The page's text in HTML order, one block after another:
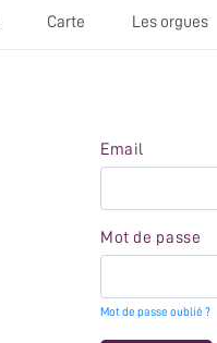
Carte Les orgues
Email
Mot de passe
Mot de passe oublié ?